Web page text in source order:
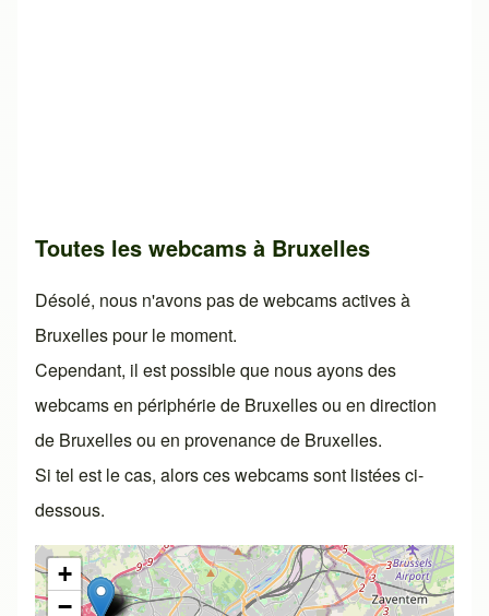
Toutes les webcams à Bruxelles
Désolé, nous n'avons pas de webcams actives à
Bruxelles pour le moment.
Cependant, il est possible que nous ayons des
webcams en périphérie de Bruxelles ou en direction
de Bruxelles ou en provenance de Bruxelles.
Si tel est le cas, alors ces webcams sont listées ci-
dessous.
+
−